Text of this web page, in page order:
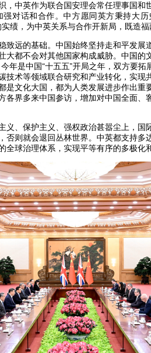
，中英作为联合国安理会常任理事国和
对话和合作。中方愿同英方秉持大
绩，为中英关系与合作开新局，既造福
致远的基础。中国始终坚持走和平发
都不会对其他国家构成威胁。中国的
年是中国“十五五”开局之年，双方要拓
技术等领域联合研究和产业转化，实现
是文化大国，都为人类发展进步作出重
各界多来中国参访，增加对中国全面、
义、保护主义、强权政治甚嚣尘上，国
否则就会退回丛林世界。中英都支持多
球治理体系，实现平等有序的多极化